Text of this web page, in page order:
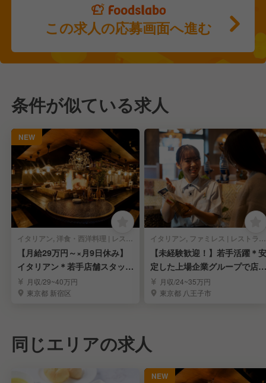
この求人の応募画面へ進む
条件が似ている求人
NEW
イタリアン, 洋食・西洋料理 | レストランサービス・ホールスタッフ
【月給29万円～×月9日休み】
イタリアン＊若手店舗スタッフ
募集月収/29~40万円
東京都 新宿区
イタリアン, ファミレス | レストランサービス・ホールスタッフ
【未経験歓迎！】若手活躍＊安
定した上場企業グループで店長
を目指しませんか？
月収/24~35万円
東京都 八王子市
同じエリアの求人
NEW